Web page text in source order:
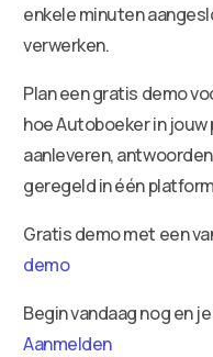
enkele minuten
verwerken.
Plan een gratis demo
hoe Autoboeker in
aanleveren,
geregeld in één
Gratis demo met een
demo
Begin vandaag nog en
Aanmelden